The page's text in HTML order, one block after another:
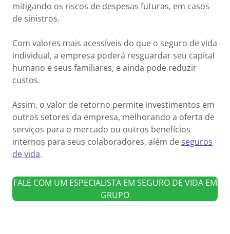
mitigando os riscos de despesas futuras, em casos
de sinistros.
Com valores mais acessíveis do que o seguro de vida
individual, a empresa poderá resguardar seu capital
humano e seus familiares, e ainda pode reduzir
custos.
Assim, o valor de retorno permite investimentos em
outros setores da empresa, melhorando a oferta de
serviços para o mercado ou outros benefícios
internos para seus colaboradores, além deseguros
de vida.
FALE COM UM ESPECIALISTA EM SEGURO DE VIDA EM
GRUPO